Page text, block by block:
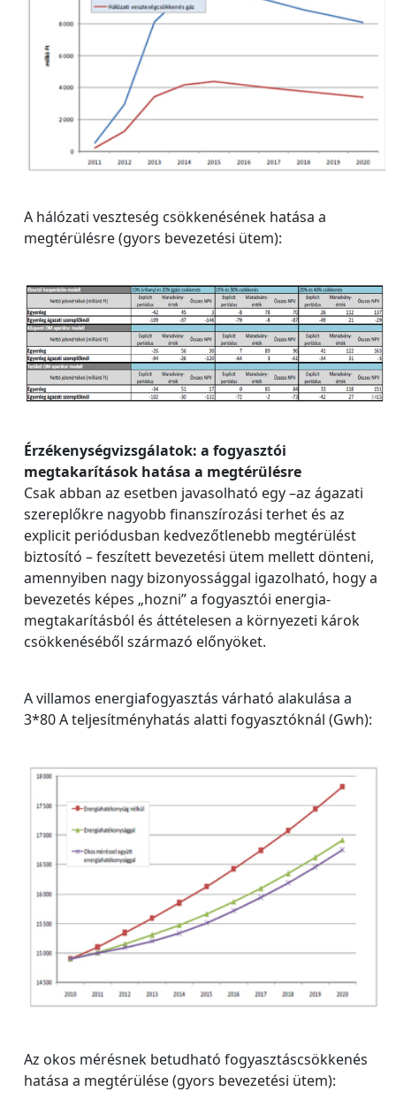
A hálózati veszteség csökkenésének hatása a
megtérülésre (gyors bevezetési ütem):
Érzékenységvizsgálatok: a fogyasztói
megtakarítások hatása a megtérülésre
Csak abban az esetben javasolható egy –az ágazati
szereplőkre nagyobb finanszírozási terhet és az
explicit periódusban kedvezőtlenebb megtérülést
biztosító – feszített bevezetési ütem mellett dönteni,
amennyiben nagy bizonyossággal igazolható, hogy a
bevezetés képes „hozni” a fogyasztói energia‐
megtakarításból és áttételesen a környezeti károk
csökkenéséből származó előnyöket.
A villamos energiafogyasztás várható alakulása a
3*80 A teljesítményhatás alatti fogyasztóknál (Gwh):
Az okos mérésnek betudható fogyasztáscsökkenés
hatása a megtérülése (gyors bevezetési ütem):